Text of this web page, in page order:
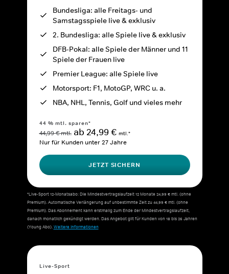
Bundesliga: alle Freitags- und
Samstagsspiele live & exklusiv
2. Bundesliga: alle Spiele live & exklusiv
DFB-Pokal: alle Spiele der Männer und 11
Spiele der Frauen live
Premier League: alle Spiele live
Motorsport: F1, MotoGP, WRC u. a.
NBA, NHL, Tennis, Golf und vieles mehr
44 % mtl. sparen*
44,99 € mtl. ab 24,99 € mtl.*
Nur für Kunden unter 27 Jahre
JETZT SICHERN
*Live-Sport 12-Monatsabo: Die Mindestvertragslaufzeit 12 Monate 24,99 € mtl. (ohne
Premium). Automatische Verlängerung auf unbestimmte Zeit zu 44,99 € mtl. (ohne
Premium). Das Abonnement kann erstmalig zum Ende der Mindestvertragslaufzeit,
danach monatlich gekündigt werden. Das Angebot gilt für Kunden von 18 bis 26 Jahren
(Young Abo).Weitere Informationen
Live-Sport